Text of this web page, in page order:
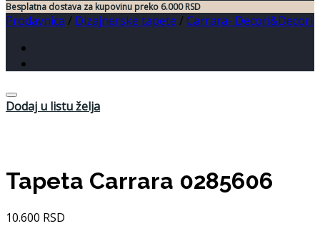
Besplatna dostava za kupovinu preko 6.000 RSD
Prodavnica / Dizajnerske tapete /Carrara- Decori&Decori
Dodaj u listu želja
Tapeta Carrara 0285606
10.600 RSD